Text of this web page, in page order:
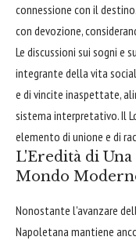
connessione con il
con devozione,
Le discussioni sui sogni e
integrante della vita
e di vincite inaspettate,
sistema interpretativo. Il
elemento di unione e di
L'Eredità di
Mondo
Nonostante l'avanzare
Napoletana mantiene